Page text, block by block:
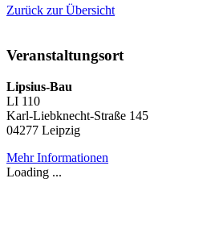
Zurück zur Übersicht
Veranstaltungsort
Lipsius-Bau
LI 110
Karl-Liebknecht-Straße 145
04277 Leipzig
Mehr Informationen
Loading ...